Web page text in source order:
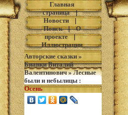
Главная
страница|
Новости|
Поиск|О
проекте|
Иллюстрации
Авторские сказки »
Бианки Виталий
Валентинович»Лесные
были и небылицы :
Осень